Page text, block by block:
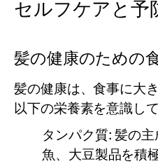
セルフケアと予
髪の健康のための
髪の健康は、食事に大
以下の栄養素を意識し
タンパク質: 髪の
魚、大豆製品を積